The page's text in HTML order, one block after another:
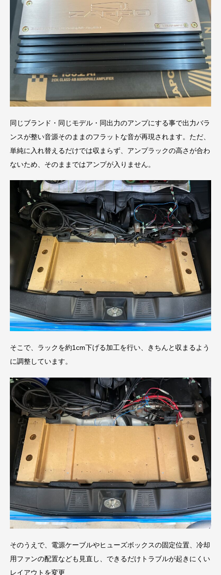
同じブランド・同じモデル・同出力のアンプにする事で出力バラ
ンスが整い音源そのままのフラットな音が再現されます。ただ、
単純に入れ替えるだけでは収まらず、アンプラックの高さが合わ
ないため、そのままではアンプが入りません。
そこで、ラックを約1cm下げる加工を行い、きちんと収まるよう
に調整しています。
そのうえで、電源ケーブルやヒューズボックスの固定位置、冷却
用ファンの配置なども見直し、できるだけトラブルが起きにくい
レイアウトを変更